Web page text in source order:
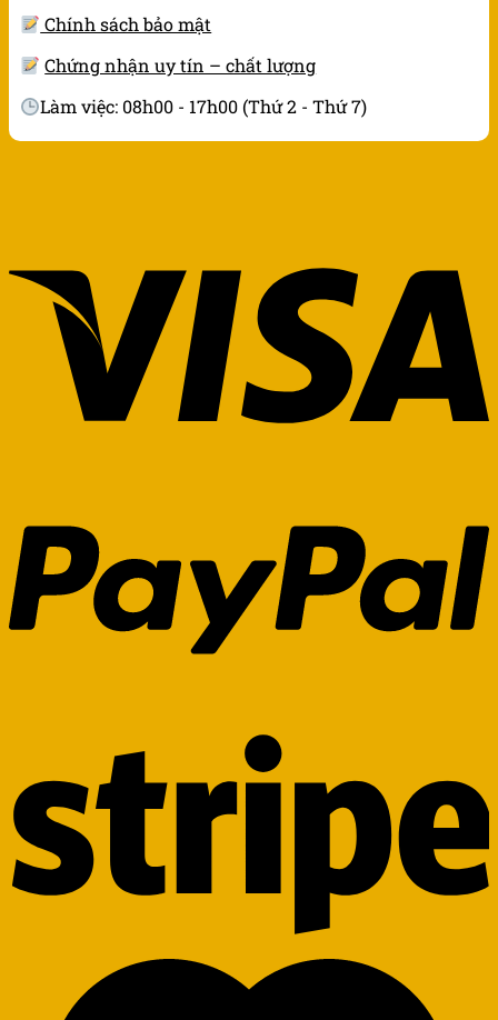
Chính sách bảo mật
Chứng nhận uy tín – chất lượng
Làm việc: 08h00 - 17h00 (Thứ 2 - Thứ 7)